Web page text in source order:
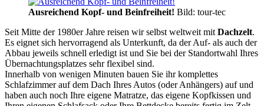
Ausreichend Kopf- und Beinfreiheit! Bild: tour-tec
Seit Mitte der 1980er Jahre reisen wir selbst weltweit mit Dachzelt.
Es eignet sich hervorragend als Unterkunft, da der Auf- als auch der
Abbau jeweils schnell erledigt ist und Sie bei der Standortwahl Ihres
Übernachtungsplatzes sehr flexibel sind.
Innerhalb von wenigen Minuten bauen Sie ihr komplettes
Schlafzimmer auf dem Dach Ihres Autos (oder Anhängers) auf und
haben auch noch Ihre eigene Matratze, das eigene Kopfkissen und